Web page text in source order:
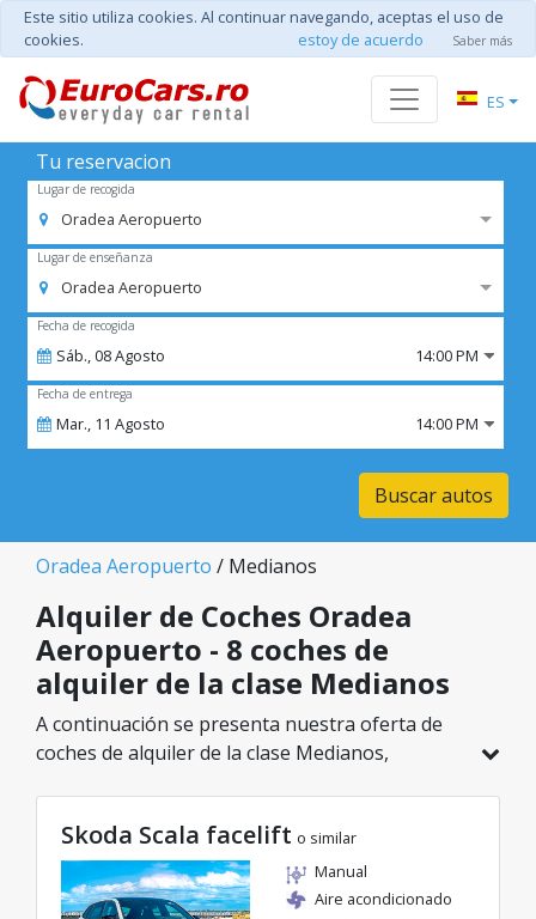
Este sitio utiliza cookies. Al continuar navegando, aceptas el uso de
cookies.
estoy de acuerdo Saber más
ES
Tu reservacion
Lugar de recogida
Oradea Aeropuerto
Lugar de enseñanza
Oradea Aeropuerto
Fecha de recogida
Sáb.,08Agosto 14:00 PM
Fecha de entrega
Mar., 11 Agosto 14:00 PM
Buscar autos
Oradea Aeropuerto / Medianos
Alquiler de Coches Oradea
Aeropuerto - 8 coches de
alquiler de la clase Medianos
A continuación se presenta nuestra oferta de
coches de alquiler de la clase Medianos,
el modelo ideal de la categoría seleccionada, con
tarifas excelentes desde solo 46€/día.
Skoda Scala facelift o similar
Manual
Aire acondicionado